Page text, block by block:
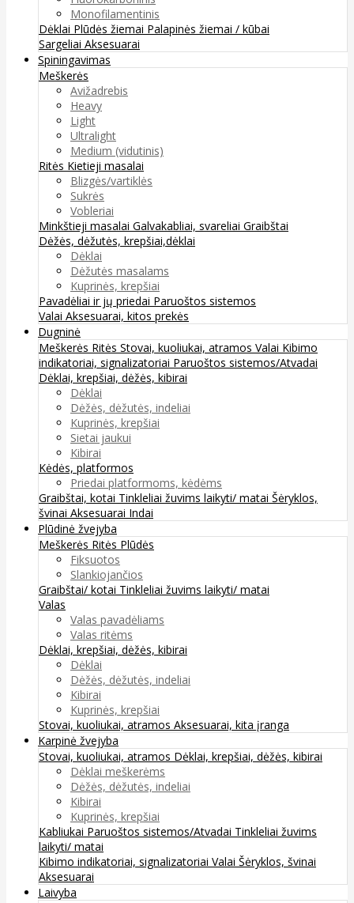
Monofilamentinis
Dėklai Plūdės žiemai Palapinės žiemai / kūbai
Sargeliai Aksesuarai
Spiningavimas
Meškerės
Avižadrebis
Heavy
Light
Ultralight
Medium (vidutinis)
Ritės Kietieji masalai
Blizgės/vartiklės
Sukrės
Vobleriai
Minkštieji masalai Galvakabliai, svareliai Graibštai
Dėžės, dėžutės, krepšiai,dėklai
Dėklai
Dėžutės masalams
Kuprinės, krepšiai
Pavadėliai ir jų priedai Paruoštos sistemos
Valai Aksesuarai, kitos prekės
Dugninė
Meškerės Ritės Stovai, kuoliukai, atramos Valai Kibimo
indikatoriai, signalizatoriai Paruoštos sistemos/Atvadai
Dėklai, krepšiai, dėžės, kibirai
Dėklai
Dėžės, dėžutės, indeliai
Kuprinės, krepšiai
Sietai jaukui
Kibirai
Kėdės, platformos
Priedai platformoms, kėdėms
Graibštai, kotai Tinkleliai žuvims laikyti/ matai Šėryklos,
švinai Aksesuarai Indai
Plūdinė žvejyba
Meškerės Ritės Plūdės
Fiksuotos
Slankiojančios
Graibštai/ kotai Tinkleliai žuvims laikyti/ matai
Valas
Valas pavadėliams
Valas ritėms
Dėklai, krepšiai, dėžės, kibirai
Dėklai
Dėžės, dėžutės, indeliai
Kibirai
Kuprinės, krepšiai
Stovai, kuoliukai, atramos Aksesuarai, kita įranga
Karpinė žvejyba
Stovai, kuoliukai, atramos Dėklai, krepšiai, dėžės, kibirai
Dėklai meškerėms
Dėžės, dėžutės, indeliai
Kibirai
Kuprinės, krepšiai
Kabliukai Paruoštos sistemos/Atvadai Tinkleliai žuvims
laikyti/ matai
Kibimo indikatoriai, signalizatoriai Valai Šėryklos, švinai
Aksesuarai
Laivyba